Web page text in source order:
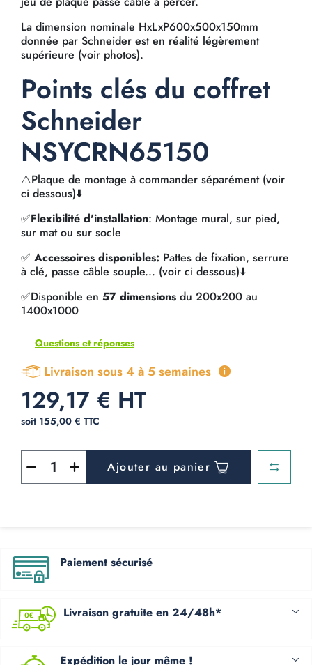
La dimension nominale HxLxP600x500x150mm
donnée par Schneider est en réalité légèrement
supérieure (voir photos).
Points clés du coffret
Schneider
NSYCRN65150
⚠️Plaque de montage à commander séparément (voir
ci dessous)⬇️
✅Flexibilité d'installation: Montage mural, sur pied,
sur mat ou sur socle
✅ Accessoires disponibles: Pattes de fixation, serrure
à clé, passe câble souple... (voir ci dessous)⬇️
✅Disponible en 57 dimensions du 200x200 au
1400x1000
Questions et réponses
Livraison sous 4 à 5 semaines
129,17 € HT
soit 155,00 € TTC
Ajouter au panier
Paiement sécurisé
Livraison gratuite en 24/48h*
Expédition le jour même !